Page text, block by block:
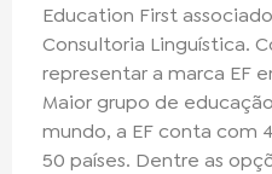
Education First
Consultoria Linguística.
representar a marca EF
Maior grupo de
mundo, a EF conta com
50 países. Dentre as